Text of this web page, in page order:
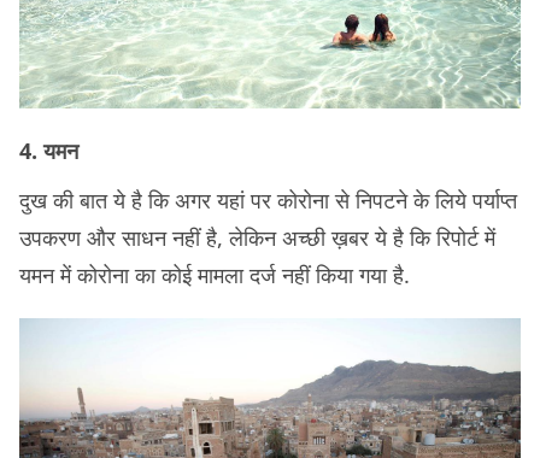
4. यमन
दुख की बात ये है कि अगर यहां पर कोरोना से निपटने के लिये पर्याप्त
उपकरण और साधन नहीं है, लेकिन अच्छी ख़बर ये है कि रिपोर्ट में
यमन में कोरोना का कोई मामला दर्ज नहीं किया गया है.